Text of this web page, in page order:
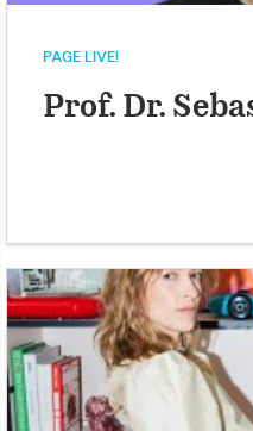
PAGE LIVE!
Prof. Dr.